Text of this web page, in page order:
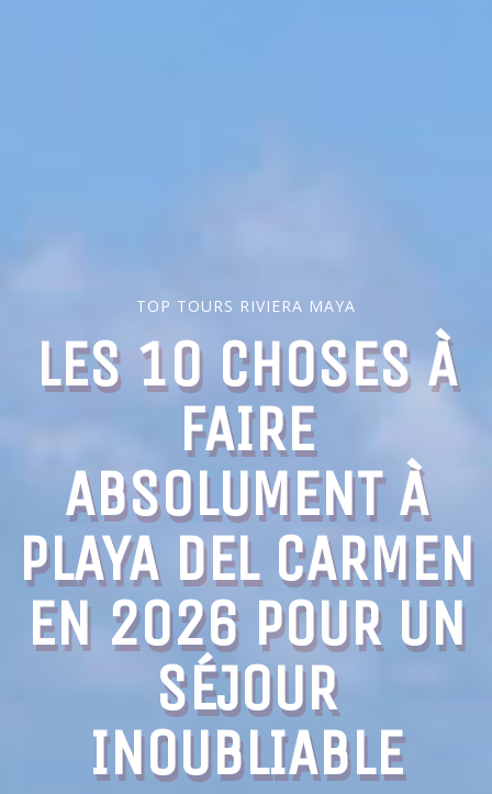
TOP TOURS RIVIERA MAYA
LES 10 CHOSES À
FAIRE
ABSOLUMENT À
PLAYA DEL CARMEN
EN 2026 POUR UN
SÉJOUR
INOUBLIABLE